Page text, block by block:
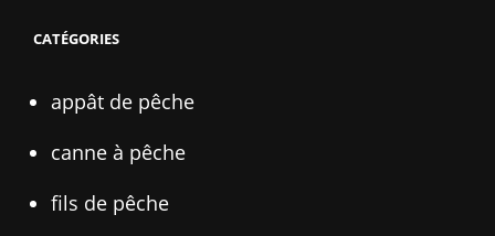
CATÉGORIES
appât de pêche
canne à pêche
fils de pêche